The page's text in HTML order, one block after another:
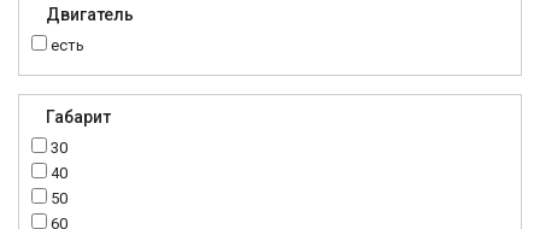
Двигатель
есть
Габарит
30
40
50
60